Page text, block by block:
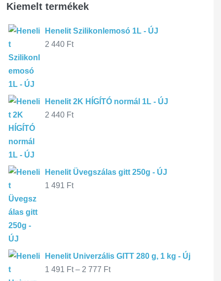
Kiemelt termékek
Henelit Szilikonlemosó 1L - ÚJ
2 440 Ft
Henelit 2K HÍGÍTÓ normál 1L - ÚJ
2 440 Ft
Henelit Üvegszálas gitt 250g - ÚJ
1 491 Ft
Henelit Univerzális GITT 280 g, 1 kg - Új
1 491 Ft – 2 777 Ft